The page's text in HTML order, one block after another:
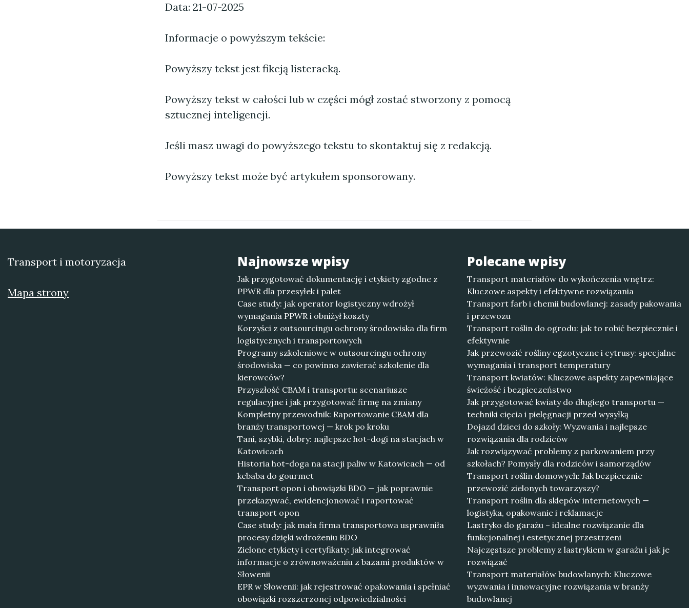
Data: 21-07-2025
Informacje o powyższym tekście:
Powyższy tekst jest fikcją listeracką.
Powyższy tekst w całości lub w części mógł zostać stworzony z pomocą
sztucznej inteligencji.
Jeśli masz uwagi do powyższego tekstu to skontaktuj się z redakcją.
Powyższy tekst może być artykułem sponsorowany.
Transport i motoryzacja
Mapa strony
Najnowsze wpisy
Jak przygotować dokumentację i etykiety zgodne z
PPWR dla przesyłek i palet
Case study: jak operator logistyczny wdrożył
wymagania PPWR i obniżył koszty
Korzyści z outsourcingu ochrony środowiska dla firm
logistycznych i transportowych
Programy szkoleniowe w outsourcingu ochrony
środowiska — co powinno zawierać szkolenie dla
kierowców?
Przyszłość CBAM i transportu: scenariusze
regulacyjne i jak przygotować firmę na zmiany
Kompletny przewodnik: Raportowanie CBAM dla
branży transportowej — krok po kroku
Tani, szybki, dobry: najlepsze hot-dogi na stacjach w
Katowicach
Historia hot-doga na stacji paliw w Katowicach — od
kebaba do gourmet
Transport opon i obowiązki BDO — jak poprawnie
przekazywać, ewidencjonować i raportować
transport opon
Case study: jak mała firma transportowa usprawniła
procesy dzięki wdrożeniu BDO
Zielone etykiety i certyfikaty: jak integrować
informacje o zrównoważeniu z bazami produktów w
Słowenii
EPR w Słowenii: jak rejestrować opakowania i spełniać
obowiązki rozszerzonej odpowiedzialności
Polecane wpisy
Transport materiałów do wykończenia wnętrz:
Kluczowe aspekty i efektywne rozwiązania
Transport farb i chemii budowlanej: zasady pakowania
i przewozu
Transport roślin do ogrodu: jak to robić bezpiecznie i
efektywnie
Jak przewozić rośliny egzotyczne i cytrusy: specjalne
wymagania i transport temperatury
Transport kwiatów: Kluczowe aspekty zapewniające
świeżość i bezpieczeństwo
Jak przygotować kwiaty do długiego transportu —
techniki cięcia i pielęgnacji przed wysyłką
Dojazd dzieci do szkoły: Wyzwania i najlepsze
rozwiązania dla rodziców
Jak rozwiązywać problemy z parkowaniem przy
szkołach? Pomysły dla rodziców i samorządów
Transport roślin domowych: Jak bezpiecznie
przewozić zielonych towarzyszy?
Transport roślin dla sklepów internetowych —
logistyka, opakowanie i reklamacje
Lastryko do garażu – idealne rozwiązanie dla
funkcjonalnej i estetycznej przestrzeni
Najczęstsze problemy z lastrykiem w garażu i jak je
rozwiązać
Transport materiałów budowlanych: Kluczowe
wyzwania i innowacyjne rozwiązania w branży
budowlanej